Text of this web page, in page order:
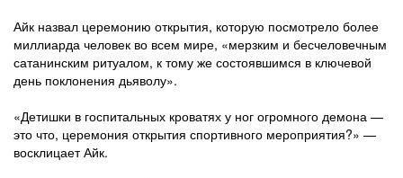
Айк назвал церемонию открытия, которую посмотрело более
миллиарда человек во всем мире, «мерзким и бесчеловечным
сатанинским ритуалом, к тому же состоявшимся в ключевой
день поклонения дьяволу».
«Детишки в госпитальных кроватях у ног огромного демона —
это что, церемония открытия спортивного мероприятия?» —
восклицает Айк.